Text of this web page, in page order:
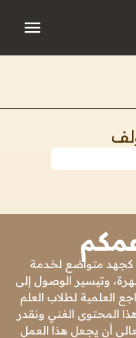
كجهد متواضع لخدمة
وتيسير الوصول إلى
العلمية لطلاب العلم
المحتوى الغني ونقدر
أن يجعل هذا العمل